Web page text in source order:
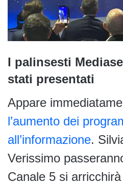
I palinsesti
stati presentati
Appare
l’aumento dei
all’informazione.
Verissimo
Canale 5 si